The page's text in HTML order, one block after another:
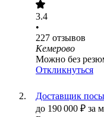
3.4
•
227 отзывов
Кемерово
Можно без
Откликнуться
Доставщик
до 190 000 ₽ за